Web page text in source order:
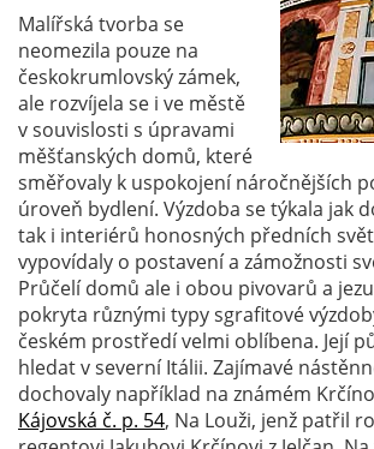
Malířská tvorba se
neomezila pouze na
českokrumlovský zámek,
ale rozvíjela se i ve městě
v souvislosti s úpravami
měšťanských domů, které
směřovaly k uspokojení náročnějších
úroveň bydlení. Výzdoba se týkala jak
tak i interiérů honosných předních
vypovídaly o postavení a zámožnosti
Průčelí domů ale i obou pivovarů a
pokryta různými typy sgrafitové
českém prostředí velmi oblíbena. Její
hledat v severní Itálii. Zajímavé
dochovaly například na známém
Kájovská č. p. 54, Na Louži, jenž patřil